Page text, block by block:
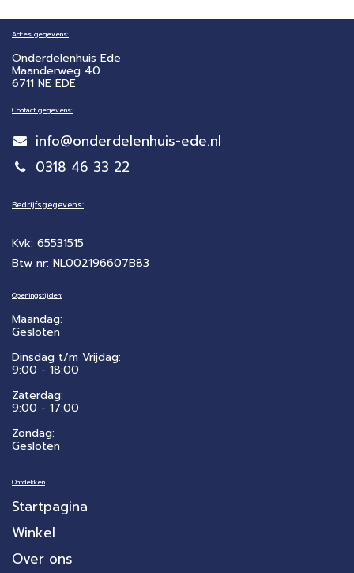
Adres gegevens:
Onderdelenhuis Ede
Maanderweg 40
6711 NE EDE
Contact gegevens:
info@onderdelenhuis-ede.nl
0318 46 33 22
Bedrijfsgegevens:
Kvk: 65531515
Btw nr: NL002196607B83
Openingstijden:
Maandag:
Gesloten
Dinsdag t/m Vrijdag:
9:00 - 18:00
Zaterdag:
​9:00 - 17:00
Zondag:
Gesloten
Ontdekken
Startpagina
Winkel
Over ons